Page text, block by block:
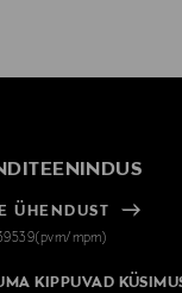
ÜHENDUST
mpm)
KIPPUVAD